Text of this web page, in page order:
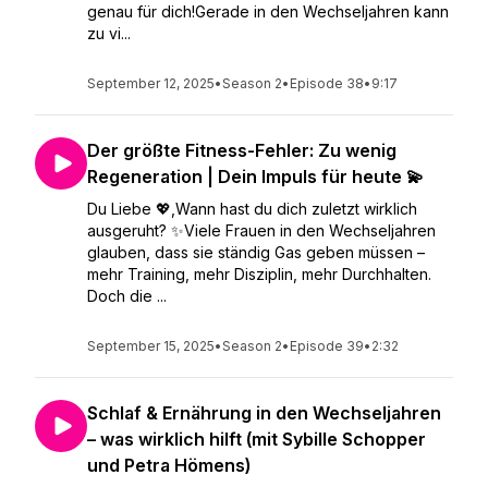
genau für dich!Gerade in den Wechseljahren kann
zu vi...
September 12, 2025•Season 2• Episode 38• 9:17
Der größte Fitness-Fehler: Zu wenig
Regeneration | Dein Impuls für heute 💫
Du Liebe 💖,Wann hast du dich zuletzt wirklich
ausgeruht? ✨Viele Frauen in den Wechseljahren
glauben, dass sie ständig Gas geben müssen –
mehr Training, mehr Disziplin, mehr Durchhalten.
Doch die ...
September 15, 2025•Season 2• Episode 39• 2:32
Schlaf & Ernährung in den Wechseljahren
– was wirklich hilft (mit Sybille Schopper
und Petra Hömens)